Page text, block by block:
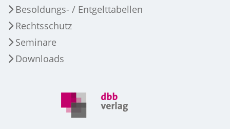
Besoldungs- / Entgelttabellen
Rechtsschutz
Seminare
Downloads